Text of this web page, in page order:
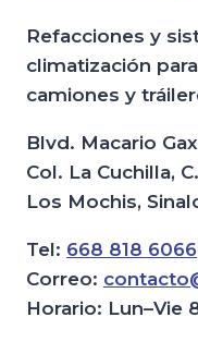
Refacciones y
climatización
camiones y
Blvd. Macario
Col. La Cuchilla,
Los Mochis,
Tel: 668 818 6066
Correo:
Horario: Lun–Vie